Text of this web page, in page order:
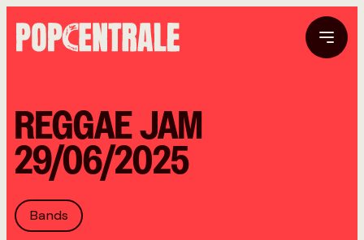
REGGAE JAM
29/06/2025
Bands